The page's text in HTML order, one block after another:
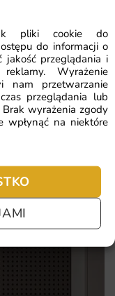
pliki cookie do
do informacji o
jakość przeglądania i
Wyrażenie
nam przetwarzanie
przeglądania lub
wyrażenia zgody
wpłynąć na niektóre
i
indywidualnego
Ale jeżeli
zadawane pytania.